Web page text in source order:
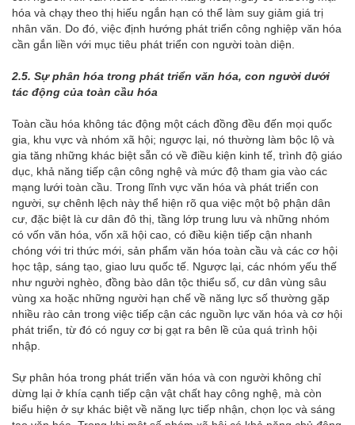
hóa và chạy theo thị hiếu ngắn hạn có thể làm suy giảm giá trị
nhân văn. Do đó, việc định hướng phát triển công nghiệp văn hóa
cần gắn liền với mục tiêu phát triển con người toàn diện.
2.5. Sự phân hóa trong phát triển văn hóa, con người dưới
tác động của toàn cầu hóa
Toàn cầu hóa không tác động một cách đồng đều đến mọi quốc
gia, khu vực và nhóm xã hội; ngược lại, nó thường làm bộc lộ và
gia tăng những khác biệt sẵn có về điều kiện kinh tế, trình độ giáo
dục, khả năng tiếp cận công nghệ và mức độ tham gia vào các
mạng lưới toàn cầu. Trong lĩnh vực văn hóa và phát triển con
người, sự chênh lệch này thể hiện rõ qua việc một bộ phận dân
cư, đặc biệt là cư dân đô thị, tầng lớp trung lưu và những nhóm
có vốn văn hóa, vốn xã hội cao, có điều kiện tiếp cận nhanh
chóng với tri thức mới, sản phẩm văn hóa toàn cầu và các cơ hội
học tập, sáng tạo, giao lưu quốc tế. Ngược lại, các nhóm yếu thế
như người nghèo, đồng bào dân tộc thiểu số, cư dân vùng sâu
vùng xa hoặc những người hạn chế về năng lực số thường gặp
nhiều rào cản trong việc tiếp cận các nguồn lực văn hóa và cơ hội
phát triển, từ đó có nguy cơ bị gạt ra bên lề của quá trình hội
nhập.
Sự phân hóa trong phát triển văn hóa và con người không chỉ
dừng lại ở khía cạnh tiếp cận vật chất hay công nghệ, mà còn
biểu hiện ở sự khác biệt về năng lực tiếp nhận, chọn lọc và sáng